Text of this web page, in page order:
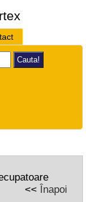
<< Înapoi